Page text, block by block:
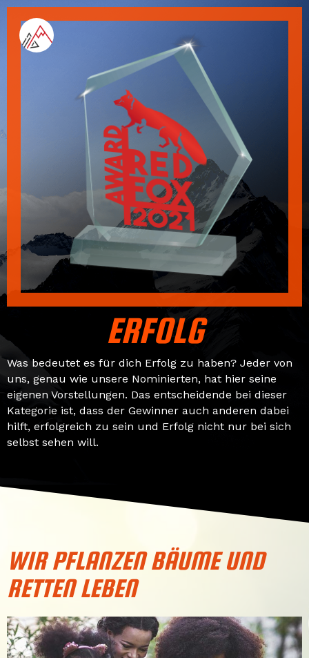
ERFOLG
Was bedeutet es für dich Erfolg zu haben? Jeder von
uns, genau wie unsere Nominierten, hat hier seine
eigenen Vorstellungen. Das entscheidende bei dieser
Kategorie ist, dass der Gewinner auch anderen dabei
hilft, erfolgreich zu sein und Erfolg nicht nur bei sich
selbst sehen will.
WIR PFLANZEN BÄUME UND
RETTEN LEBEN